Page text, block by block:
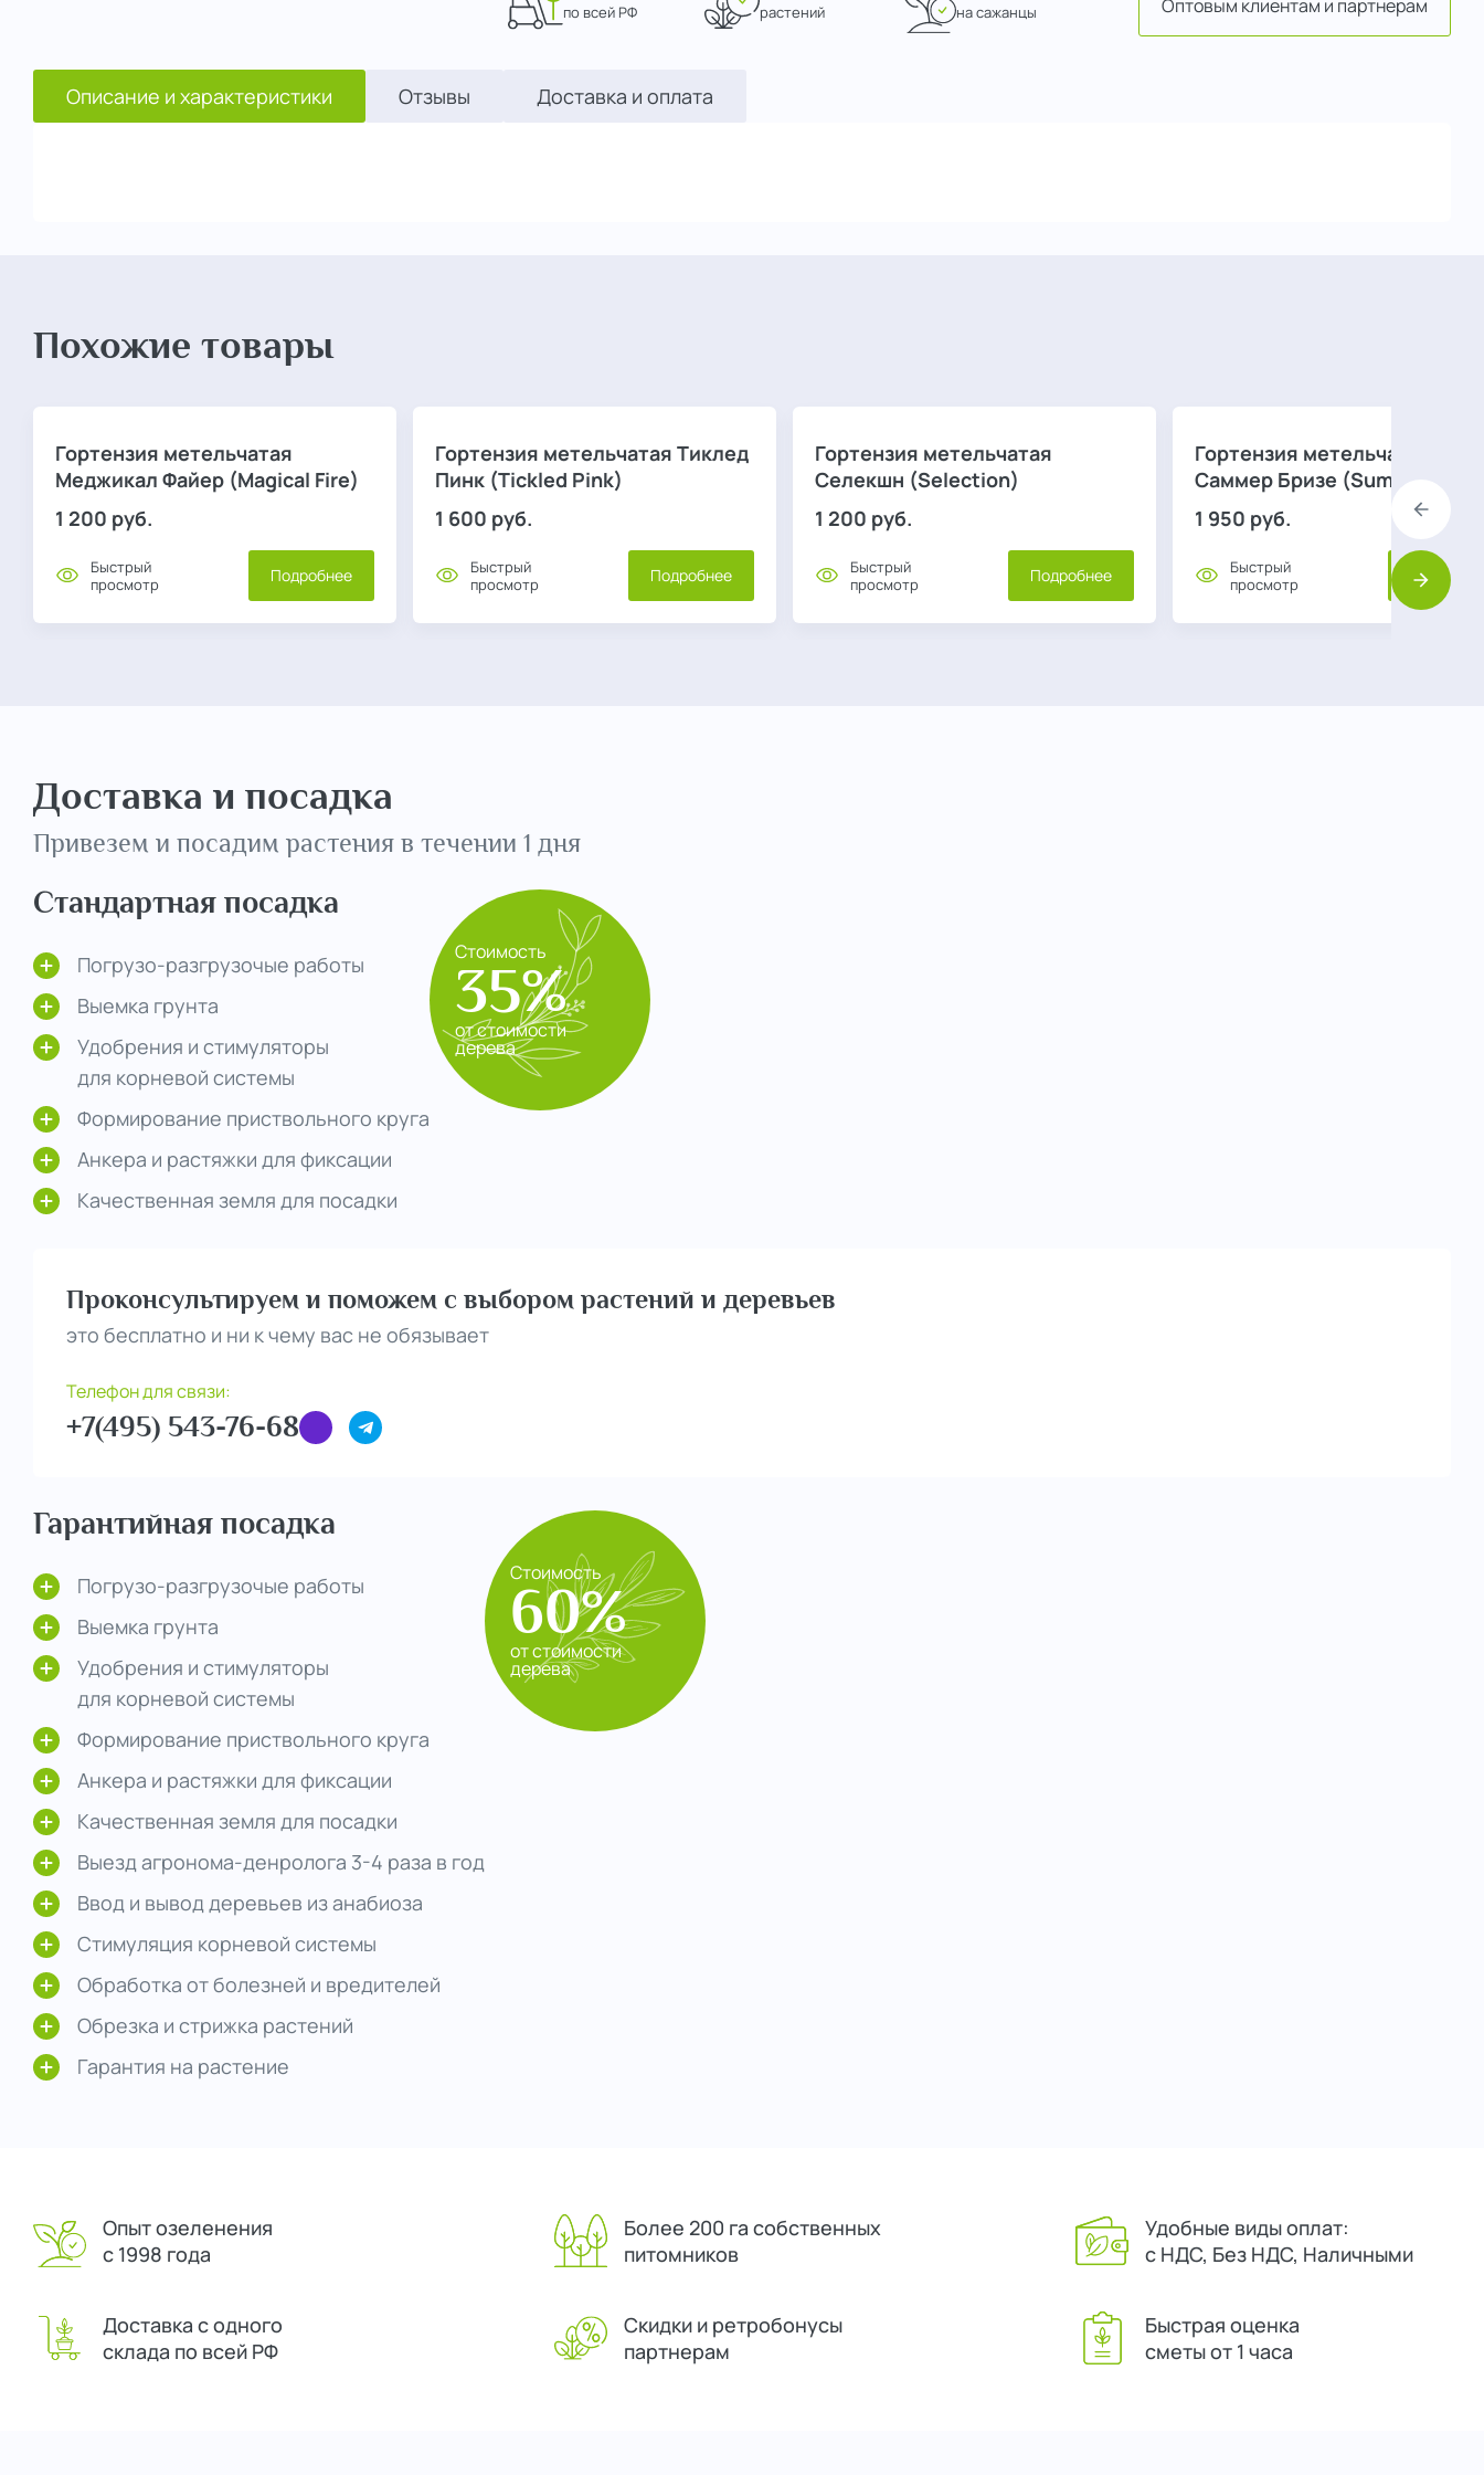
по всей РФ растений на сажанцы Оптовым клиентам и партнерам
Описание и характеристики Отзывы Доставка и оплата
Похожие товары
Гортензия метельчатая
Меджикал Файер (Magical Fire)
1 200 руб.
Быстрый
просмотр
Подробнее
Гортензия метельчатая Тиклед
Пинк (Tickled Pink)
1 600 руб.
Быстрый
просмотр
Подробнее
Гортензия метельчатая
Селекшн (Selection)
1 200 руб.
Быстрый
просмотр
Подробнее
Гортензия метельчатая
Саммер Бризе (Summer
1 950 руб.
Быстрый
просмотр
Назад
Вперед
Доставка и посадка
Привезем и посадим растения в течении 1 дня
Стандартная посадка
Погрузо-разгрузочые работы
Выемка грунта
Удобрения и стимуляторы
для корневой системы
Формирование приствольного круга
Анкера и растяжки для фиксации
Качественная земля для посадки
Стоимость
35%
от стоимости
дерева
Проконсультируем и поможем с выбором растений и деревьев
это бесплатно и ни к чему вас не обязывает
Телефон для связи:
+7(495) 543-76-68
Гарантийная посадка
Погрузо-разгрузочые работы
Выемка грунта
Удобрения и стимуляторы
для корневой системы
Формирование приствольного круга
Анкера и растяжки для фиксации
Качественная земля для посадки
Выезд агронома-денролога 3-4 раза в год
Ввод и вывод деревьев из анабиоза
Стимуляция корневой системы
Обработка от болезней и вредителей
Обрезка и стрижка растений
Гарантия на растение
Стоимость
60%
от стоимости
дерева
Опыт озеленения
с 1998 года
Более 200 га собственных
питомников
Удобные виды оплат:
с НДС, Без НДС, Наличными
Доставка с одного
склада по всей РФ
Скидки и ретробонусы
партнерам
Быстрая оценка
сметы от 1 часа